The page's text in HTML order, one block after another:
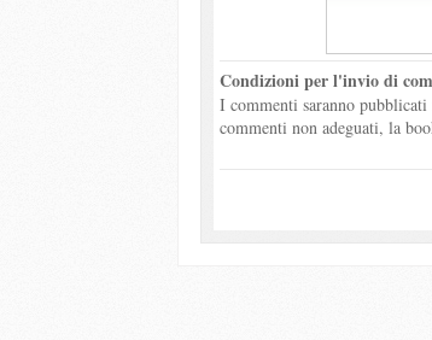
Condizioni per l'invio di
I commenti saranno
commenti non adeguati, la